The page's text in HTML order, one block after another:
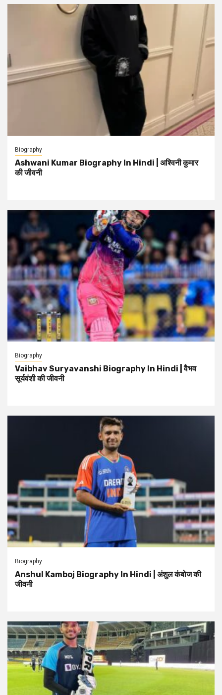
Biography
Ashwani Kumar Biography In Hindi | अश्विनी कुमार
की जीवनी
Biography
Vaibhav Suryavanshi Biography In Hindi | वैभव
सूर्यवंशी की जीवनी
Biography
Anshul Kamboj Biography In Hindi | अंशुल कंबोज की
जीवनी